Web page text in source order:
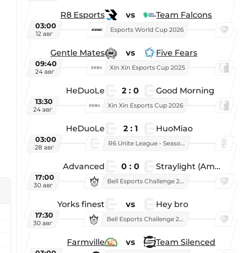
R8 Esports vs Team Falcons
03:00
12 авг
Esports World Cup 2026
Gentle Mates vs Five Fears
09:40
24 авг
Xin Xin Esports Cup 2025
HeDuoLe 2 : 0 Good Morning
13:30
24 авг
Xin Xin Esports Cup 2026
HeDuoLe 2 : 1 HuoMiao
03:00
28 авг
R6 Unite League - Season 1
Advanced 0 : 0 Straylight (American team)
17:00
30 авг
Bell Esports Challenge 2026
Yorks finest vs Hey bro
17:30
30 авг
Bell Esports Challenge 2026
Farmville vs Team Silenced